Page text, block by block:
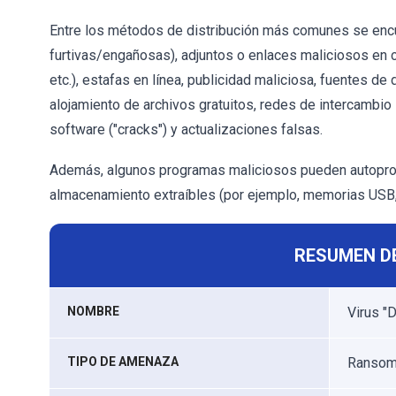
Entre los métodos de distribución más comunes se
furtivas/engañosas), adjuntos o enlaces maliciosos en
etc.), estafas en línea, publicidad maliciosa, fuentes
alojamiento de archivos gratuitos, redes de
software ("cracks") y actualizaciones falsas.
Además, algunos programas maliciosos pueden
almacenamiento extraíbles (por ejemplo, memorias
RESUMEN
NOMBRE Virus
TIPO DE AMENAZA